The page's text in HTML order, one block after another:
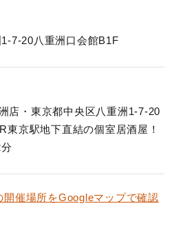
1-7-20八重洲口会館B1F
店・東京都中央区八重洲1-7-20
東京駅地下直結の個室居酒屋！
開催場所をGoogleマップで確認